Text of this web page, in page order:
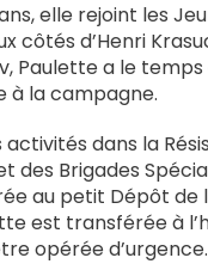
ans, elle rejoint les
côtés d’Henri
Paulette a le
à la campagne.
dans la
des Brigades
au petit Dépôt de
est transférée à
opérée d’urgence.